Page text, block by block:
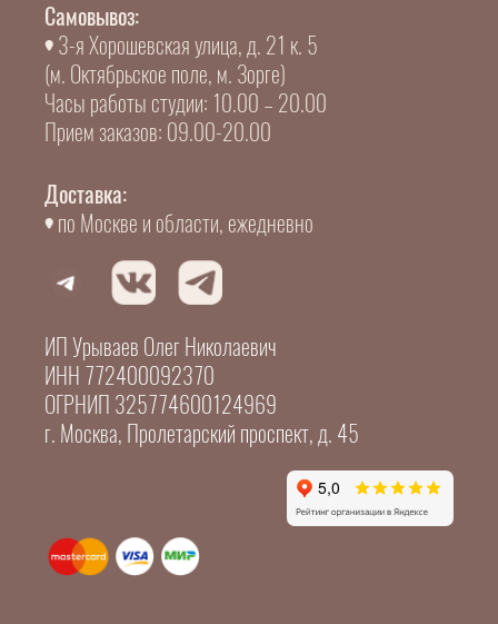
Самовывоз:
3-я Хорошевская улица, д. 21 к. 5
(м. Октябрьское поле, м. Зорге)
Часы работы студии: 10.00 – 20.00
Прием заказов: 09.00-20.00
Доставка:
по Москве и области, ежедневно
ИП Урываев Олег Николаевич
ИНН 772400092370
ОГРНИП 325774600124969
г. Москва, Пролетарский проспект, д. 45